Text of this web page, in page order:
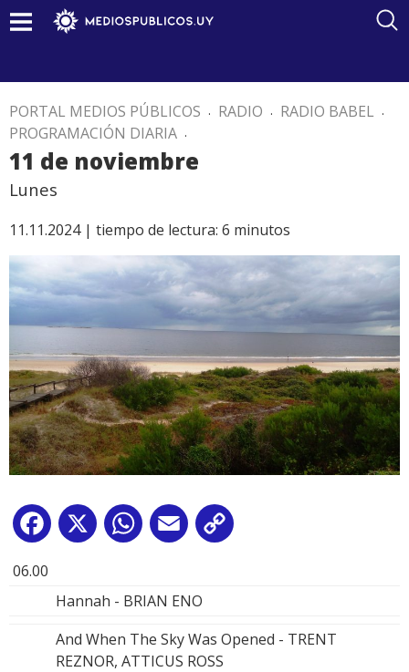
PORTAL MEDIOS PÚBLICOS . RADIO . RADIO BABEL .
PROGRAMACIÓN DIARIA .
11 de noviembre
Lunes
11.11.2024 | tiempo de lectura: 6 minutos
Facebook
X WhatsApp
Email
06.00
Hannah - BRIAN ENO
And When The Sky Was Opened - TRENT
REZNOR, ATTICUS ROSS